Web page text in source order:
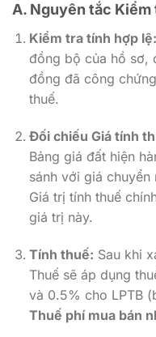
A. Nguyên tắc
Kiểm tra tính hợp lệ:
đồng bộ của hồ sơ,
đồng đã công
thuế.
Đối chiếu Giá tính
Bảng giá đất hiện
sánh với giá
Giá trị tính thuế
giá trị này.
Tính thuế: Sau khi
Thuế sẽ áp dụng
và 0.5% cho LPTB
Thuế phí mua bán